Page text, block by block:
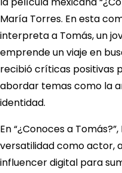
María Torres. En esta
interpreta a Tomás, un
emprende un viaje en
recibió críticas positivas
abordar temas como la
identidad.
En “¿Conoces a
versatilidad como actor,
influencer digital para